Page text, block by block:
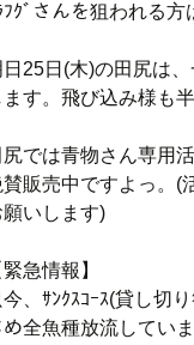
ﾌｸﾞさんを狙われる
日25日(木)の田尻は
ます。飛び込み様も
尻では青物さん専用
販売中ですよっ。(
願いします)
緊急情報】
今、ｻﾝｸｽｺｰｽ(貸し切
め全魚種放流してい